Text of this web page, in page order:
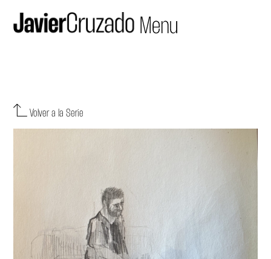
Volver a la Serie